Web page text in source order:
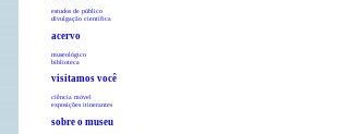
estudos de público
divulgação científica
acervo
museológico
biblioteca
visitamos você
ciência móvel
exposições itinerantes
sobre o museu